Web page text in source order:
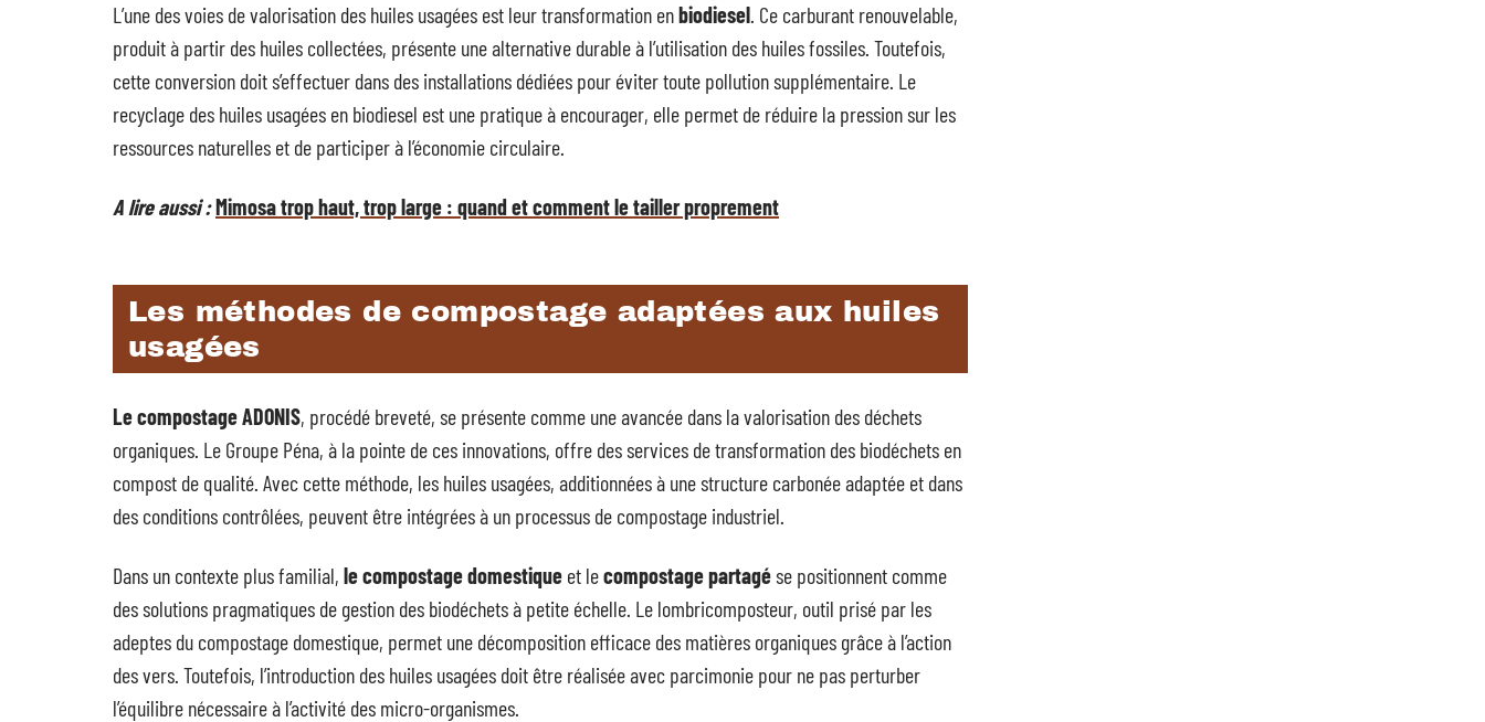
L’une des voies de valorisation des huiles usagées est leur transformation enbiodiesel. Ce carburant renouvelable,
produit à partir des huiles collectées, présente une alternative durable à l’utilisation des huiles fossiles. Toutefois,
cette conversion doit s’effectuer dans des installations dédiées pour éviter toute pollution supplémentaire. Le
recyclage des huiles usagées en biodiesel est une pratique à encourager, elle permet de réduire la pression sur les
ressources naturelles et de participer à l’économie circulaire.
A lire aussi :Mimosa trop haut, trop large : quand et comment le tailler proprement
Les méthodes de compostage adaptées aux huiles
usagées
Le compostage ADONIS, procédé breveté, se présente comme une avancée dans la valorisation des déchets
organiques. Le Groupe Péna, à la pointe de ces innovations, offre des services de transformation des biodéchets en
compost de qualité. Avec cette méthode, les huiles usagées, additionnées à une structure carbonée adaptée et dans
des conditions contrôlées, peuvent être intégrées à un processus de compostage industriel.
Dans un contexte plus familial, le compostage domestique et lecompostage partagése positionnent comme
des solutions pragmatiques de gestion des biodéchets à petite échelle. Le lombricomposteur, outil prisé par les
adeptes du compostage domestique, permet une décomposition efficace des matières organiques grâce à l’action
des vers. Toutefois, l’introduction des huiles usagées doit être réalisée avec parcimonie pour ne pas perturber
l’équilibre nécessaire à l’activité des micro-organismes.